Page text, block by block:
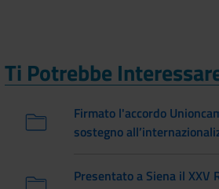
Ti Potrebbe
Firmato l'accordo
sostegno
Presentato a Siena il XXV